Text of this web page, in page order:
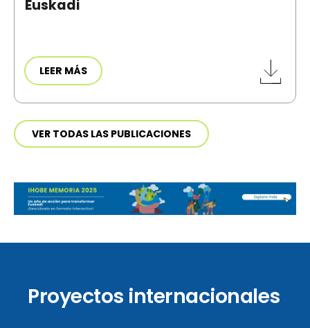
Euskadi
LEER MÁS
VER TODAS LAS PUBLICACIONES
Proyectos internacionales